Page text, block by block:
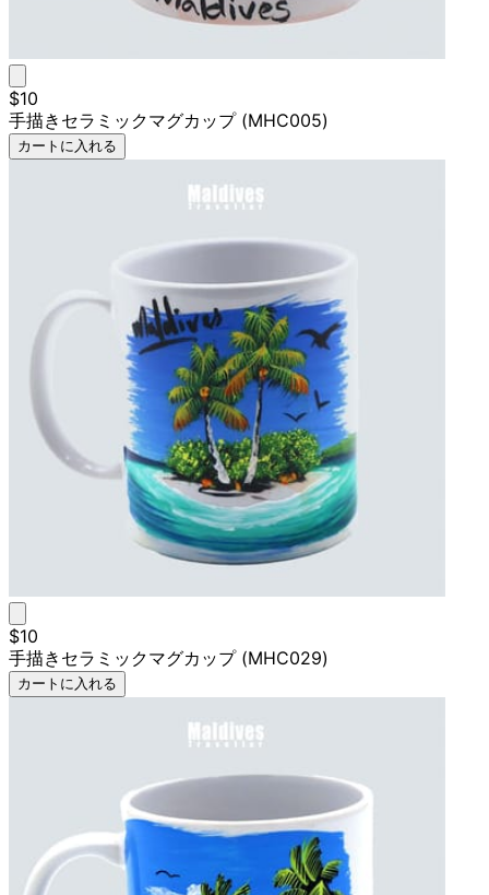
$10
手描きセラミックマグカップ (MHC005)
カートに入れる
$10
手描きセラミックマグカップ (MHC029)
カートに入れる